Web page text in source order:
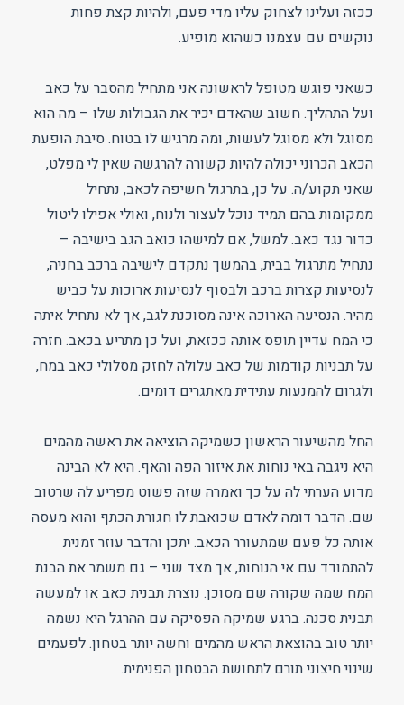
ככזה ועלינו לצחוק עליו מדי פעם, ולהיות קצת פחות
נוקשים עם עצמנו כשהוא מופיע.
כשאני פוגש מטופל לראשונה אני מתחיל מהסבר על כאב
ועל התהליך. חשוב שהאדם יכיר את הגבולות שלו – מה הוא
מסוגל ולא מסוגל לעשות, ומה מרגיש לו בטוח. סיבת הופעת
הכאב הכרוני יכולה להיות קשורה להרגשה שאין לי מפלט,
שאני תקוע/ה. על כן, בתרגול חשיפה לכאב, נתחיל
ממקומות בהם תמיד נוכל לעצור ולנוח, ואולי אפילו ליטול
כדור נגד כאב. למשל, אם למישהו כואב הגב בישיבה –
נתחיל מתרגול בבית, בהמשך נתקדם לישיבה ברכב בחניה,
לנסיעות קצרות ברכב ולבסוף לנסיעות ארוכות על כביש
מהיר. הנסיעה הארוכה אינה מסוכנת לגב, אך לא נתחיל איתה
כי המח עדיין תופס אותה ככזאת, ועל כן מתריע בכאב. חזרה
על תבניות קודמות של כאב עלולה לחזק מסלולי כאב במח,
ולגרום להמנעות עתידית מאתגרים דומים.
החל מהשיעור הראשון כשמיקה הוציאה את ראשה מהמים
היא ניגבה באי נוחות את איזור הפה והאף. היא לא הבינה
מדוע הערתי לה על כך ואמרה שזה פשוט מפריע לה שרטוב
שם. הדבר דומה לאדם שכואבת לו חגורת הכתף והוא מעסה
אותה כל פעם שמתעורר הכאב. יתכן והדבר עוזר זמנית
להתמודד עם אי הנוחות, אך מצד שני – גם משמר את הבנת
המח שמה שקורה שם מסוכן. נוצרת תבנית כאב או למעשה
תבנית סכנה. ברגע שמיקה הפסיקה עם ההרגל היא נשמה
יותר טוב בהוצאת הראש מהמים וחשה יותר בטחון. לפעמים
שינוי חיצוני תורם לתחושת הבטחון הפנימית.